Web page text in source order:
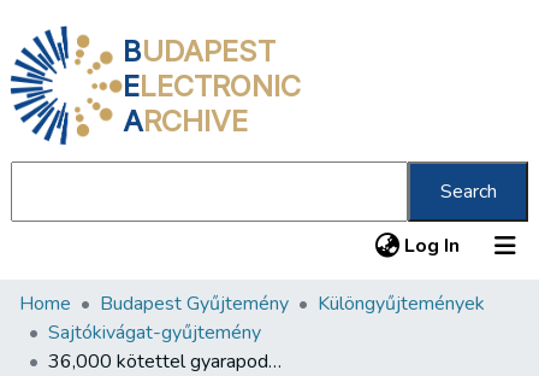
BUDAPEST
ELECTRONIC
ARCHIVE
Search
Log In (current)
Communities & Collections
All of DSpace
Home Budapest Gyűjtemény
Különgyűjtemények
Sajtókivágat-gyűjtemény
36,000 kötettel gyarapodott az utolsó évben a Fővárosi könyvtár